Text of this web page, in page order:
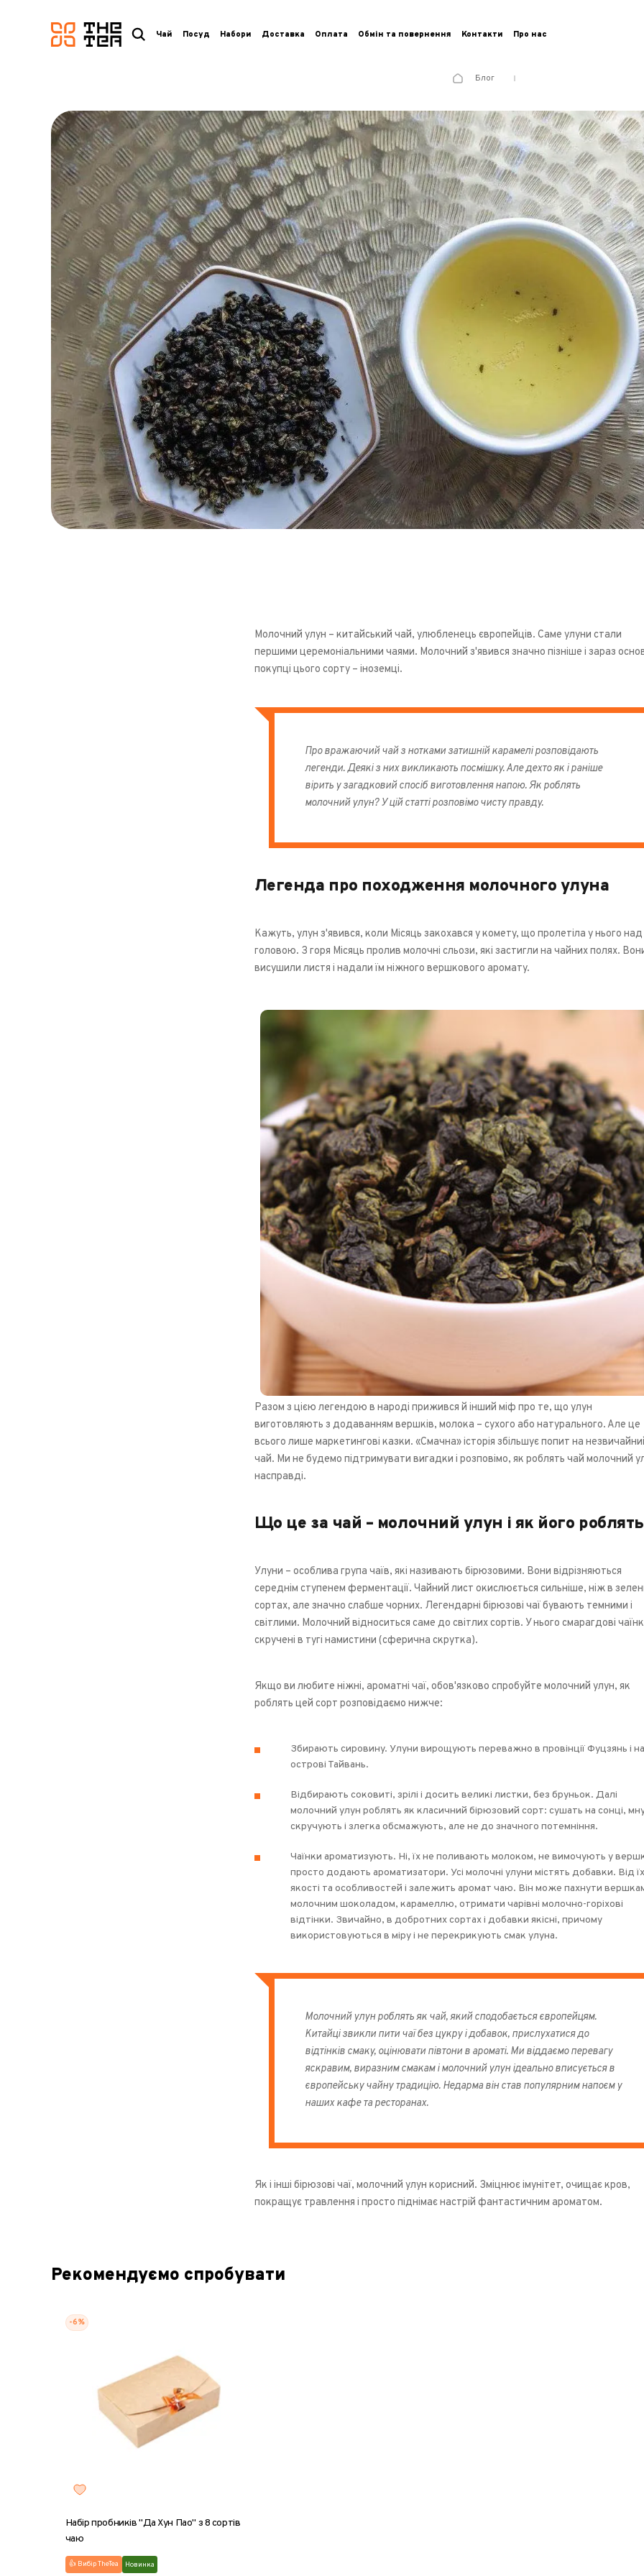
логотип
Чай Посуд Набори Доставка Оплата Обмін та повернення Контакти Про нас
Блог
Молочний улун – китайський чай, улюбленець європейців. Саме улуни стали
першими церемоніальними чаями. Молочний з'явився значно пізніше і зараз
покупці цього сорту – іноземці.
Про вражаючий чай з нотками затишній карамелі розповідають
легенди. Деякі з них викликають посмішку. Але дехто як і раніше
вірить у загадковий спосіб виготовлення напою. Як роблять
молочний улун? У цій статті розповімо чисту правду.
Легенда про походження молочного улуна
Кажуть, улун з'явився, коли Місяць закохався у комету, що пролетіла у нього над
головою. З горя Місяць пролив молочні сльози, які застигли на чайних полях.
висушили листя і надали їм ніжного вершкового аромату.
Разом з цією легендою в народі прижився й інший міф про те, що улун
виготовляють з додаванням вершків, молока – сухого або натурального. Але це
всього лише маркетингові казки. «Смачна» історія збільшує попит на
чай. Ми не будемо підтримувати вигадки і розповімо, як роблять чай молочний
насправді.
Що це за чай – молочний улун і як його роблять
Улуни – особлива група чаїв, які називають бірюзовими. Вони відрізняються
середнім ступенем ферментації. Чайний лист окислюється сильніше, ніж в
сортах, але значно слабше чорних. Легендарні бірюзові чаї бувають темними і
світлими. Молочний відноситься саме до світлих сортів. У нього смарагдові
скручені в тугі намистини (сферична скрутка).
Якщо ви любите ніжні, ароматні чаї, обов'язково спробуйте молочний улун, як
роблять цей сорт розповідаємо нижче:
Збирають сировину. Улуни вирощують переважно в провінції Фуцзянь і на
острові Тайвань.
Відбирають соковиті, зрілі і досить великі листки, без бруньок. Далі
молочний улун роблять як класичний бірюзовий сорт: сушать на сонці,
скручують і злегка обсмажують, але не до значного потемніння.
Чаїнки ароматизують. Ні, їх не поливають молоком, не вимочують у
просто додають ароматизатори. Усі молочні улуни містять добавки. Від їх
якості та особливостей і залежить аромат чаю. Він може пахнути
молочним шоколадом, карамеллю, отримати чарівні молочно-горіхові
відтінки. Звичайно, в добротних сортах і добавки якісні, причому
використовуються в міру і не перекрикують смак улуна.
Молочний улун роблять як чай, який сподобається європейцям.
Китайці звикли пити чаї без цукру і добавок, прислухатися до
відтінків смаку, оцінювати півтони в ароматі. Ми віддаємо перевагу
яскравим, виразним смакам і молочний улун ідеально вписується в
європейську чайну традицію. Недарма він став популярним напоєм у
наших кафе та ресторанах.
Як і інші бірюзові чаї, молочний улун корисний. Зміцнює імунітет, очищає кров,
покращує травлення і просто піднімає настрій фантастичним ароматом.
Рекомендуємо спробувати
-6%
Набір пробників "Да Хун Пао" з 8 сортів
чаю
👍 Вибір TheTea Новинка